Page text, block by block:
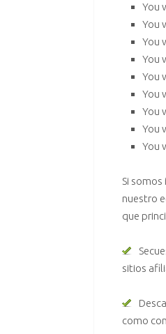
You
You
You
You
You
You
You
You
You
Si
nuestro
que
sitios
como